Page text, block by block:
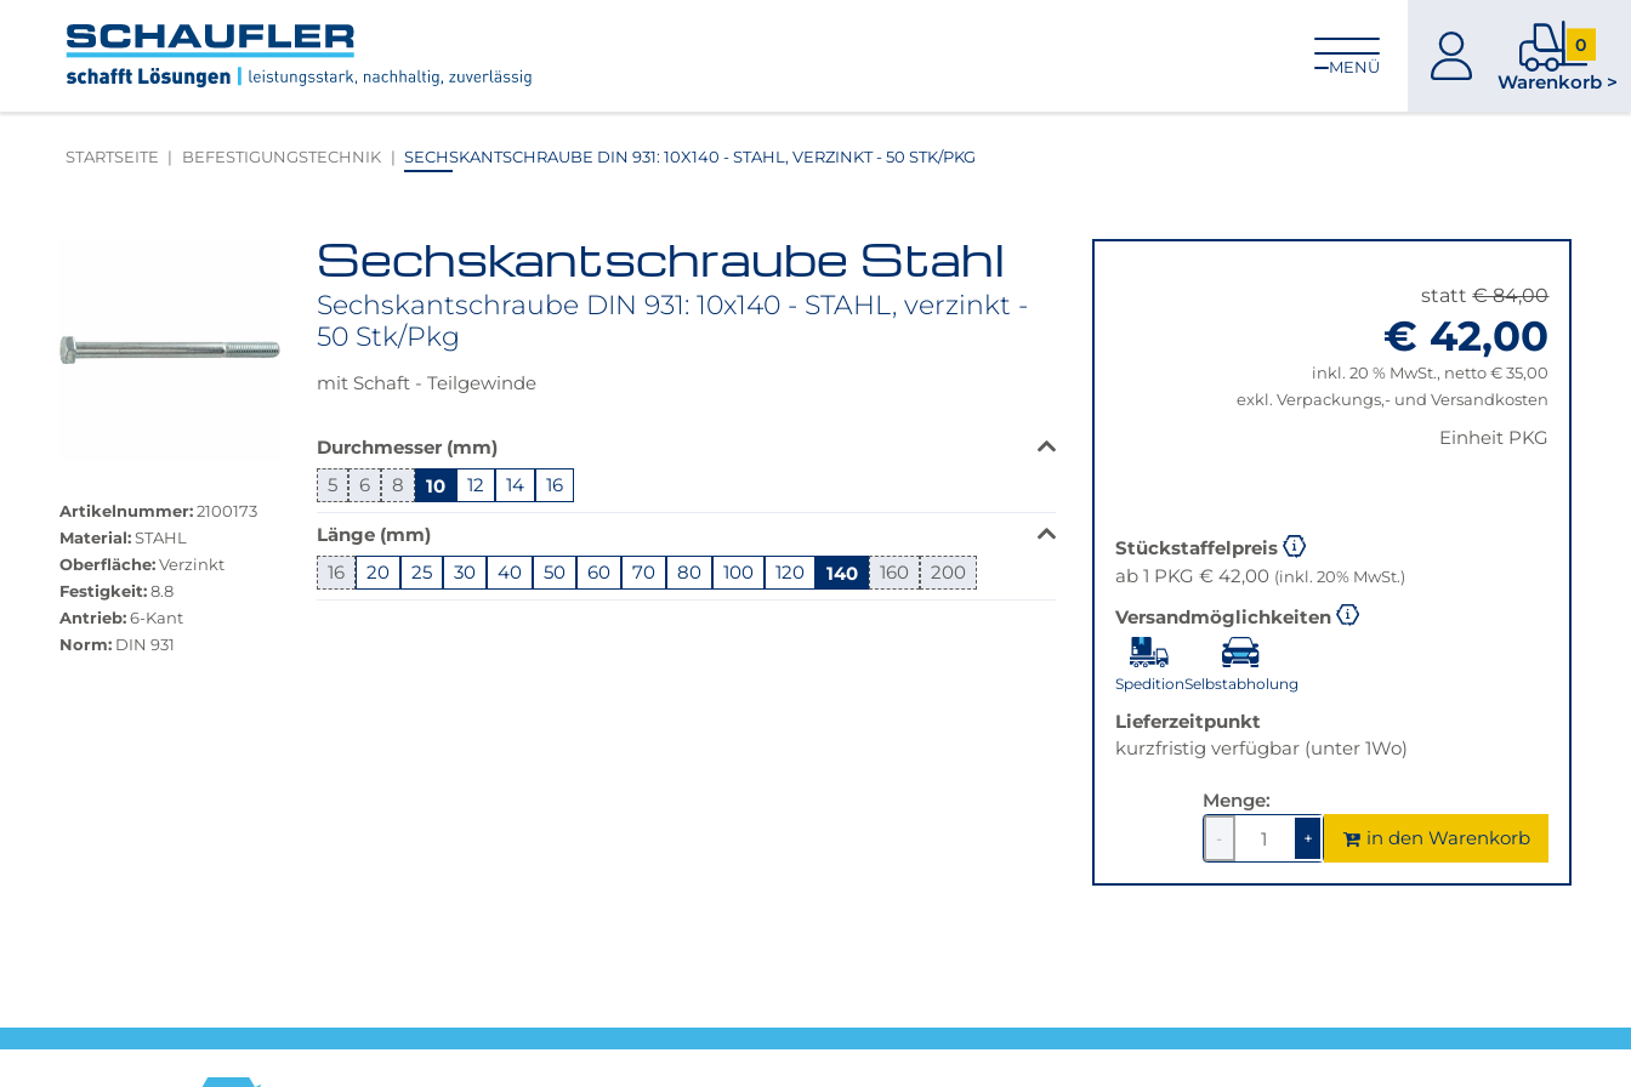
Hauptnavigation
Footernavigation
Logo
verlinkt
zur
MENÜ
zum
0
Warenkorb >
0
im
STARTSEITE BEFESTIGUNGSTECHNIK SECHSKANTSCHRAUBE DIN 931: 10X140 - STAHL, VERZINKT - 50 STK/PKG
Bildversion
anzeigen
Artikelnummer:2100173
Material:STAHL
Oberfläche:Verzinkt
Festigkeit:8.8
Antrieb:6-Kant
Norm:DIN 931
Sechskantschraube Stahl
Sechskantschraube DIN 931: 10x140 - STAHL, verzinkt -
50 Stk/Pkg
mit Schaft - Teilgewinde
Das
Produkt
ist
in
dieser
Variante
nicht
Durchmesser (mm)
5 6 8 10 12 14 16
Länge (mm)
16 20 25 30 40 50 60 70 80 100 120 140 160
200
statt€ 84,00
€ 42,00
inkl. 20 % MwSt., netto € 35,00
exkl. Verpackungs,- und Versandkosten
Einheit PKG
Stückstaffelpreis
ab 1 PKG € 42,00 (inkl. 20% MwSt.)
Versandmöglichkeiten
SpeditionSelbstabholung
Lieferzeitpunkt
kurzfristig verfügbar (unter 1Wo)
Menge:
-
1
um
1
+
1
um
1
in den Warenkorb